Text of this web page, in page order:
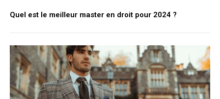
Quel est le meilleur master en droit pour 2024 ?